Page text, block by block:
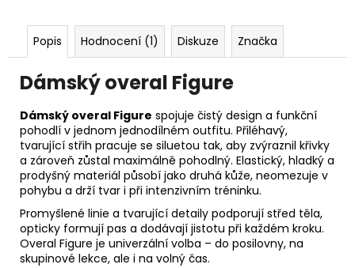
Popis Hodnocení (1) Diskuze Značka
Dámský overal Figure
Dámský overal Figure spojuje čistý design a funkční
pohodlí v jednom jednodílném outfitu. Přiléhavý,
tvarující střih pracuje se siluetou tak, aby zvýraznil křivky
a zároveň zůstal maximálně pohodlný. Elastický, hladký a
prodyšný materiál působí jako druhá kůže, neomezuje v
pohybu a drží tvar i při intenzivním tréninku.
Promyšlené linie a tvarující detaily podporují střed těla,
opticky formují pas a dodávají jistotu při každém kroku.
Overal Figure je univerzální volba – do posilovny, na
skupinové lekce, ale i na volný čas.